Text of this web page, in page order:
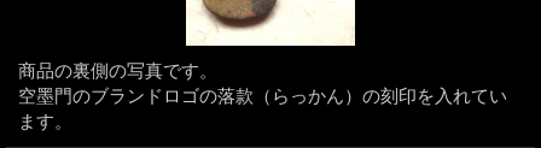
商品の裏側の写真です。
空墨門のブランドロゴの落款（らっかん）の刻印を入れてい
ます。